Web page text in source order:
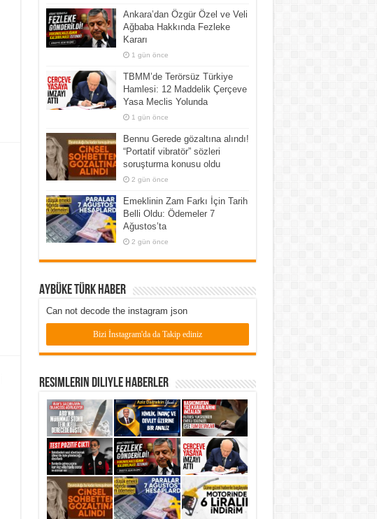
Ankara’dan Özgür Özel ve Veli
Ağbaba Hakkında Fezleke
Kararı
1 gün önce
TBMM’de Terörsüz Türkiye
Hamlesi: 12 Maddelik Çerçeve
Yasa Meclis Yolunda
1 gün önce
Bennu Gerede gözaltına alındı!
“Portatif vibratör” sözleri
soruşturma konusu oldu
2 gün önce
Emeklinin Zam Farkı İçin Tarih
Belli Oldu: Ödemeler 7
Ağustos’ta
2 gün önce
Aybüke Türk Haber
Can not decode the instagram json
Bizi İnstagram'da da Takip ediniz
Resimlerin Diliyle Haberler